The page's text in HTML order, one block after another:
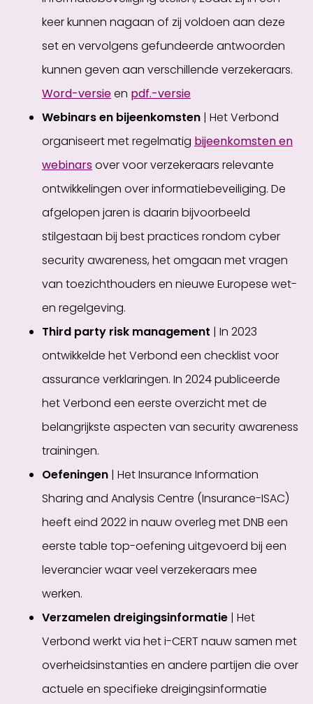
keer kunnen nagaan of zij voldoen aan deze
set en vervolgens gefundeerde antwoorden
kunnen geven aan verschillende verzekeraars.
Word-versieen pdf.-versie
Webinars en bijeenkomsten | Het Verbond
organiseert met regelmatig bijeenkomsten en
webinarsover voor verzekeraars relevante
ontwikkelingen over informatiebeveiliging. De
afgelopen jaren is daarin bijvoorbeeld
stilgestaan bij best practices rondom cyber
security awareness, het omgaan met vragen
van toezichthouders en nieuwe Europese wet-
en regelgeving.
Third party risk management | In 2023
ontwikkelde het Verbond een checklist voor
assurance verklaringen. In 2024 publiceerde
het Verbond een eerste overzicht met de
belangrijkste aspecten van security awareness
trainingen.
Oefeningen | Het Insurance Information
Sharing and Analysis Centre (Insurance-ISAC)
heeft eind 2022 in nauw overleg met DNB een
eerste table top-oefening uitgevoerd bij een
leverancier waar veel verzekeraars mee
werken.
Verzamelen dreigingsinformatie | Het
Verbond werkt via het i-CERT nauw samen met
overheidsinstanties en andere partijen die over
actuele en specifieke dreigingsinformatie